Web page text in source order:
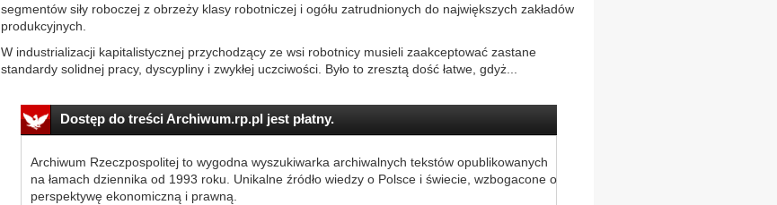
segmentów siły roboczej z obrzeży klasy robotniczej i ogółu zatrudnionych do największych zakładów
produkcyjnych.
W industrializacji kapitalistycznej przychodzący ze wsi robotnicy musieli zaakceptować zastane
standardy solidnej pracy, dyscypliny i zwykłej uczciwości. Było to zresztą dość łatwe, gdyż...
Dostęp do treści Archiwum.rp.pl jest płatny.
Archiwum Rzeczpospolitej to wygodna wyszukiwarka archiwalnych tekstów opublikowanych
na łamach dziennika od 1993 roku. Unikalne źródło wiedzy o Polsce i świecie, wzbogacone o
perspektywę ekonomiczną i prawną.